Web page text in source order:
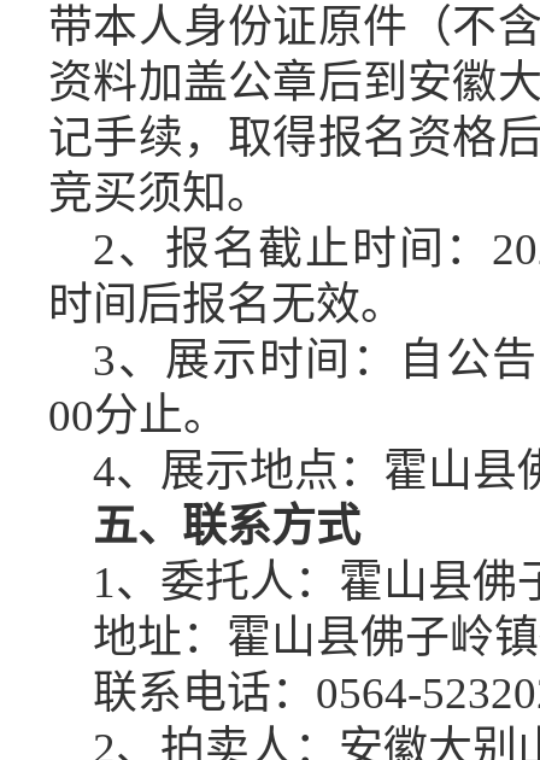
带本人身份证原件 （不
资料加盖公章后到安徽
记手续，取得报名资格
竞买须知。
2、报名截止时间：
时间后报名无效。
3、展示 时间： 自 公
00分止。
4、 展示地点： 霍山县
五、联系方式
1、委托人： 霍山县佛
地址：霍山县佛子岭镇
联系电话： 0564-
2、拍卖人：安徽大别